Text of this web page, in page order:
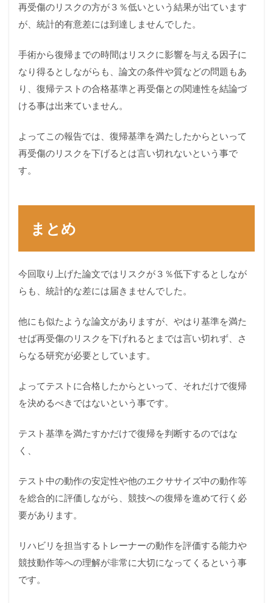
再受傷のリスクの方が３％低いという結果が出ています
が、統計的有意差には到達しませんでした。
手術から復帰までの時間はリスクに影響を与える因子に
なり得るとしながらも、論文の条件や質などの問題もあ
り、復帰テストの合格基準と再受傷との関連性を結論づ
ける事は出来ていません。
よってこの報告では、復帰基準を満たしたからといって
再受傷のリスクを下げるとは言い切れないという事で
す。
まとめ
今回取り上げた論文ではリスクが３％低下するとしなが
らも、統計的な差には届きませんでした。
他にも似たような論文がありますが、やはり基準を満た
せば再受傷のリスクを下げれるとまでは言い切れず、さ
らなる研究が必要としています。
よってテストに合格したからといって、それだけで復帰
を決めるべきではないという事です。
テスト基準を満たすかだけで復帰を判断するのではな
く、
テスト中の動作の安定性や他のエクササイズ中の動作等
を総合的に評価しながら、競技への復帰を進めて行く必
要があります。
リハビリを担当するトレーナーの動作を評価する能力や
競技動作等への理解が非常に大切になってくるという事
です。